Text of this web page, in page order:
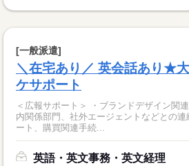
[一般派遣]
＼在宅あり／ 英会話あり★
ケサポート
＜広報サポート＞ ・ブランドデザイン関
内関係部門、社外エージェントなどとの
ート、購買関連手続...
英語・英文事務・英文経理